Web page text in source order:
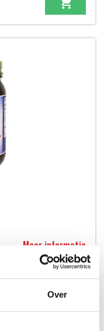
Over
Meer informatie